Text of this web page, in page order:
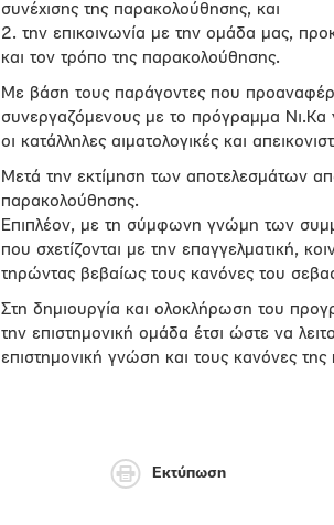
συνέχισης της παρακολούθησης, και
2. την επικοινωνία με την ομάδα μας,
και τον τρόπο της παρακολούθησης.
Με βάση τους παράγοντες που
συνεργαζόμενους με το πρόγραμμα Νι.Κα
οι κατάλληλες αιματολογικές και
Μετά την εκτίμηση των αποτελεσμάτων
παρακολούθησης.
Επιπλέον, με τη σύμφωνη γνώμη των
που σχετίζονται με την επαγγελματική,
τηρώντας βεβαίως τους κανόνες του
Στη δημιουργία και ολοκλήρωση του
την επιστημονική ομάδα έτσι ώστε να
επιστημονική γνώση και τους κανόνες της
Εκτύπωση